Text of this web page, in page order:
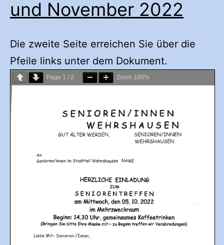
und November 2022
Die zweite Seite erreichen Sie über die
Pfeile links unter dem Dokument.
Page 1 / 2 Zoom 100%